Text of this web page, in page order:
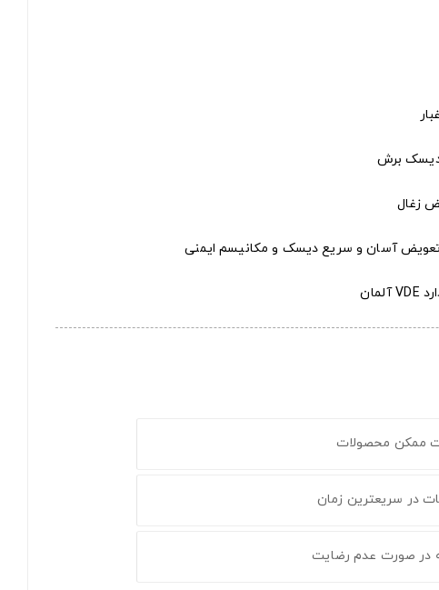
برش
زغال
آسان و سریع دیسک و مکانیسم ایمنی
ممکن محصولات
در سریعترین زمان
در صورت عدم رضایت